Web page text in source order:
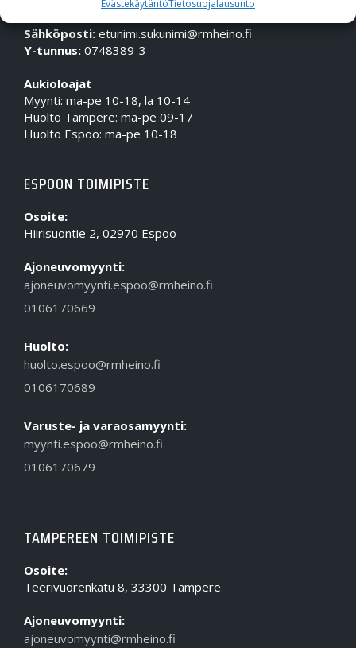
EvästekäytäntöTietosuojalausunto
Sähköposti: etunimi.sukunimi@rmheino.fi
Y-tunnus: 0748389-3
Aukioloajat
Myynti: ma-pe 10-18, la 10-14
Huolto Tampere: ma-pe 09-17
Huolto Espoo: ma-pe 10-18
ESPOON TOIMIPISTE
Osoite:
Hiirisuontie 2, 02970 Espoo
Ajoneuvomyynti:
ajoneuvomyynti.espoo@rmheino.fi
0106170669
Huolto:
huolto.espoo@rmheino.fi
0106170689
Varuste- ja varaosamyynti:
myynti.espoo@rmheino.fi
0106170679
TAMPEREEN TOIMIPISTE
Osoite:
Teerivuorenkatu 8, 33300 Tampere
Ajoneuvomyynti:
ajoneuvomyynti@rmheino.fi